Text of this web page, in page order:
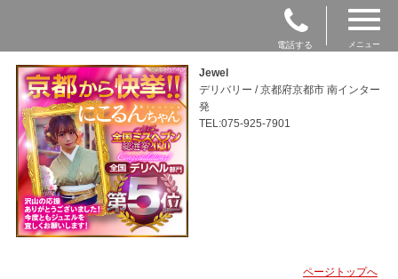
電話する メニュー
Jewel
デリバリー / 京都府京都市 南インター
発
TEL:075-925-7901
ページトップへ